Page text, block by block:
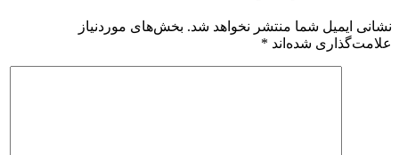
نشانی ایمیل شما منتشر نخواهد شد. بخش‌های موردنیاز
علامت‌گذاری شده‌اند *